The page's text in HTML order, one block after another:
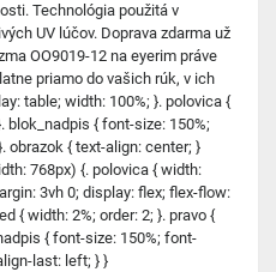
Technológia použitá v
UV lúčov. Doprava zdarma už
OO9019-12 na eyerim práve
priamo do vašich rúk, v ich
table; width: 100%; }. polovica {
blok_nadpis { font-size: 150%;
obrazok { text-align: center; }
768px) {. polovica { width:
3vh 0; display: flex; flex-flow:
{ width: 2%; order: 2; }. pravo {
{ font-size: 150%; font-
last: left; } }